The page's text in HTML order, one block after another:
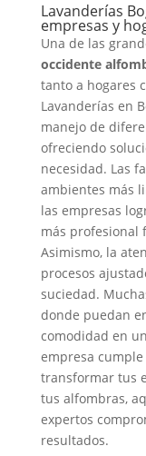
Lavanderías
empresas y
Una de las
occidente
tanto a hogares
Lavanderías en
manejo de
ofreciendo
necesidad. Las
ambientes más
las empresas
más profesional
Asimismo, la
procesos
suciedad.
donde puedan
comodidad en
empresa cumple
transformar tus
tus alfombras,
expertos
resultados.